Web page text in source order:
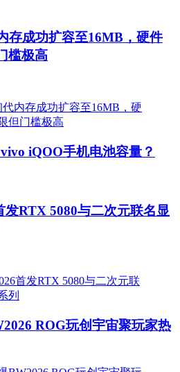
存成功扩容至16MB，硬件
槛极高
iQOO手机电池容量？
发RTX 5080与二次元联名显
ROG玩创宇宙聚玩家热